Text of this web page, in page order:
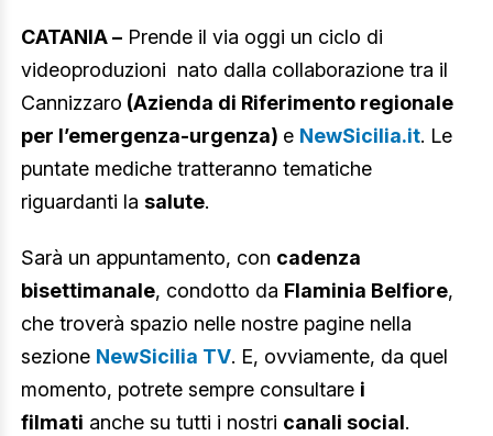
CATANIA – Prende il via oggi un ciclo di
videoproduzioni nato dalla collaborazione tra il
Cannizzaro (Azienda di Riferimento regionale
per l’emergenza-urgenza) e NewSicilia.it. Le
puntate mediche tratteranno tematiche
riguardanti la salute.
Sarà un appuntamento, con cadenza
bisettimanale, condotto da Flaminia Belfiore,
che troverà spazio nelle nostre pagine nella
sezione NewSicilia TV. E, ovviamente, da quel
momento, potrete sempre consultare i
filmati anche su tutti i nostri canali social.